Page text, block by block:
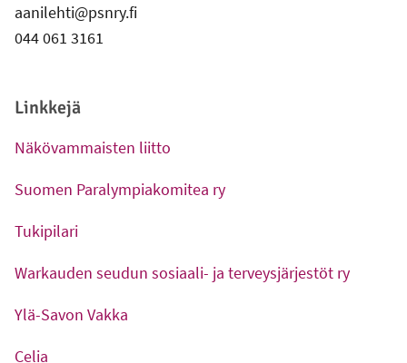
aanilehti@psnry.fi
044 061 3161
Linkkejä
Näkövammaisten liitto
Suomen Paralympiakomitea ry
Tukipilari
Warkauden seudun sosiaali- ja terveysjärjestöt ry
Ylä-Savon Vakka
Celia